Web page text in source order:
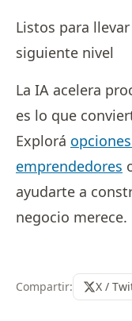
Listos para
siguiente nivel
La IA acelera
es lo que
Explorá
emprendedores
ayudarte a
negocio merece.
Compartir: X /